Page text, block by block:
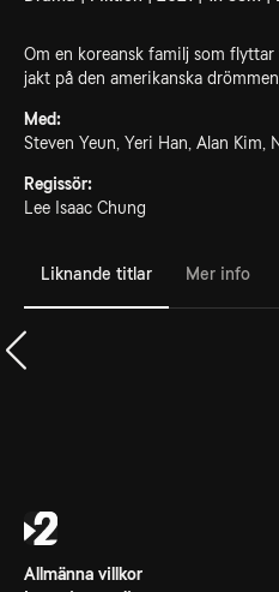
Om en koreansk familj som
jakt på den amerikanska
Med:
Steven Yeun, Yeri Han, Alan Kim,
Regissör:
Lee Isaac Chung
Liknande titlar Mer info
Allmänna villkor